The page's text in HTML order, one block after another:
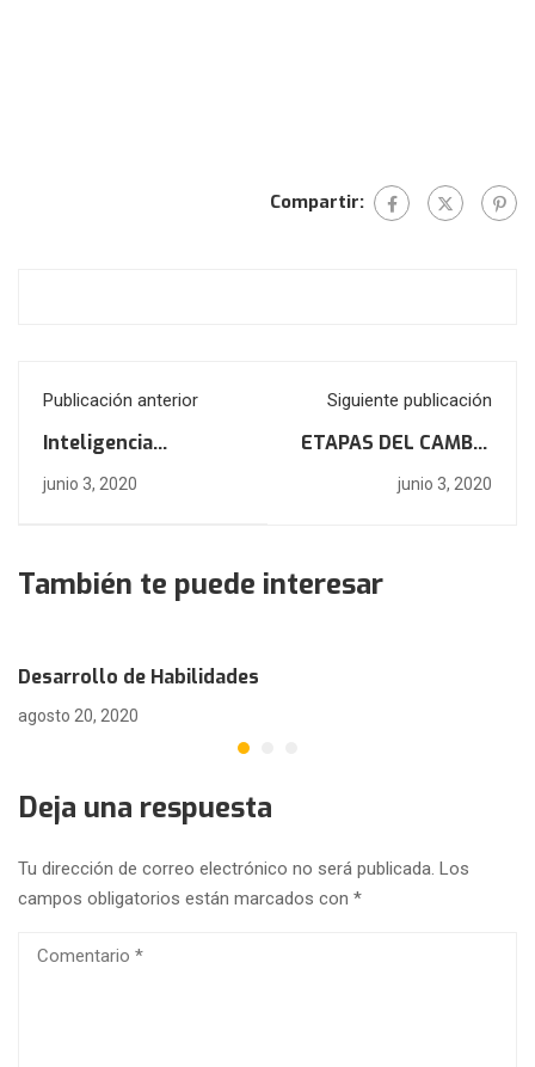
Compartir:
Publicación anterior
Inteligencia
emocional
junio 3, 2020
Siguiente publicación
ETAPAS DEL CAMBIO
EN PSICOTERAPIA
junio 3, 2020
También te puede interesar
Desarrollo de Habilidades
agosto 20, 2020
Deja una respuesta
Tu dirección de correo electrónico no será publicada. Los
campos obligatorios están marcados con *